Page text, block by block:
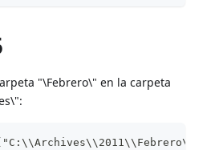
"\Febrero\" en la carpeta